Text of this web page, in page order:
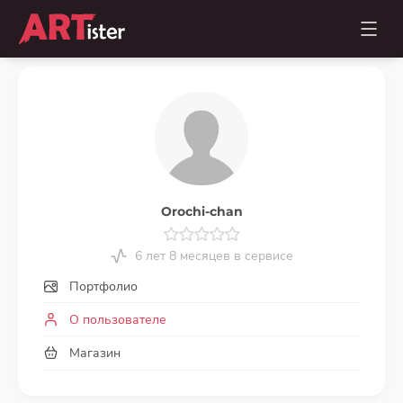
Orochi-chan
6 лет 8 месяцев в сервисе
Портфолио
О пользователе
Магазин